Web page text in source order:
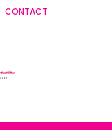
CONTACT